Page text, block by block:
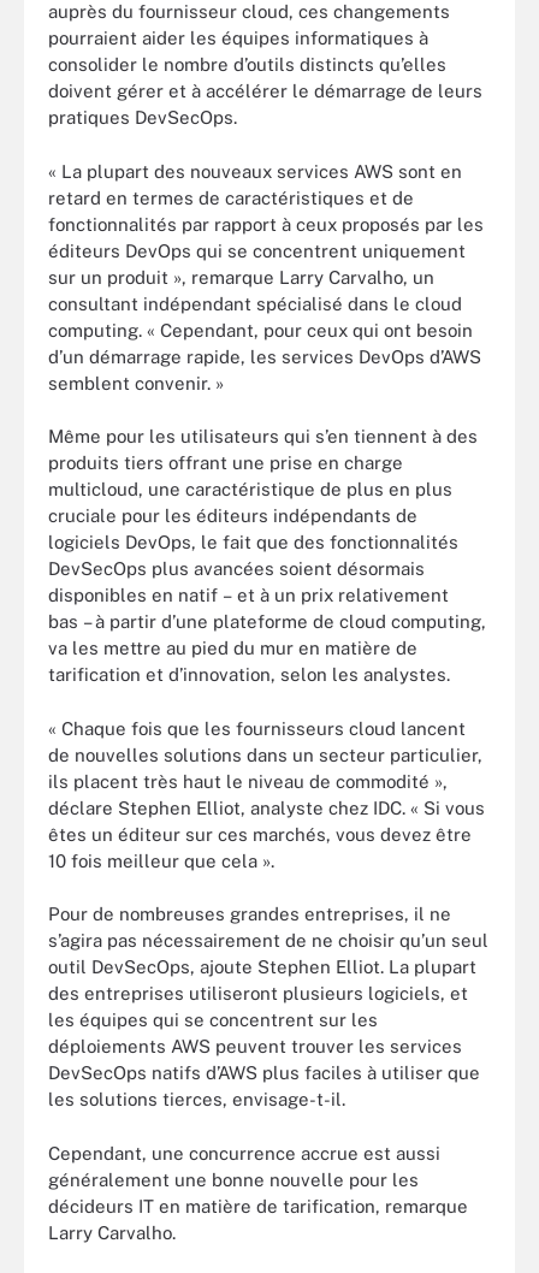
auprès du fournisseur cloud, ces changements
pourraient aider les équipes informatiques à
consolider le nombre d’outils distincts qu’elles
doivent gérer et à accélérer le démarrage de leurs
pratiques DevSecOps.
« La plupart des nouveaux services AWS sont en
retard en termes de caractéristiques et de
fonctionnalités par rapport à ceux proposés par les
éditeurs DevOps qui se concentrent uniquement
sur un produit », remarque Larry Carvalho, un
consultant indépendant spécialisé dans le cloud
computing. « Cependant, pour ceux qui ont besoin
d’un démarrage rapide, les services DevOps d’AWS
semblent convenir. »
Même pour les utilisateurs qui s’en tiennent à des
produits tiers offrant une prise en charge
multicloud, une caractéristique de plus en plus
cruciale pour les éditeurs indépendants de
logiciels DevOps, le fait que des fonctionnalités
DevSecOps plus avancées soient désormais
disponibles en natif – et à un prix relativement
bas – à partir d’une plateforme de cloud computing,
va les mettre au pied du mur en matière de
tarification et d’innovation, selon les analystes.
« Chaque fois que les fournisseurs cloud lancent
de nouvelles solutions dans un secteur particulier,
ils placent très haut le niveau de commodité »,
déclare Stephen Elliot, analyste chez IDC. « Si vous
êtes un éditeur sur ces marchés, vous devez être
10 fois meilleur que cela ».
Pour de nombreuses grandes entreprises, il ne
s’agira pas nécessairement de ne choisir qu’un seul
outil DevSecOps, ajoute Stephen Elliot. La plupart
des entreprises utiliseront plusieurs logiciels, et
les équipes qui se concentrent sur les
déploiements AWS peuvent trouver les services
DevSecOps natifs d’AWS plus faciles à utiliser que
les solutions tierces, envisage-t-il.
Cependant, une concurrence accrue est aussi
généralement une bonne nouvelle pour les
décideurs IT en matière de tarification, remarque
Larry Carvalho.